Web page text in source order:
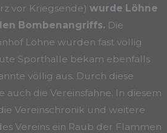
vor Kriegsende) wurde Löhne
Bombenangriffs. Die
Löhne wurden fast völlig
Sporthalle bekam ebenfalls
völlig aus. Durch diese
die Vereinsfahne. In diesem
Vereinschronik und weitere
Vereins ein Raub der Flammen